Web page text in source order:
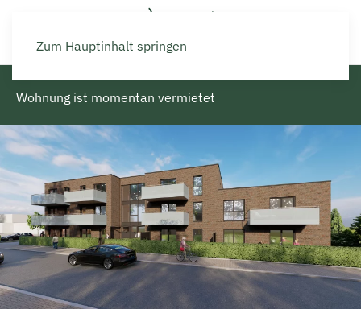
Zum Hauptinhalt springen
Wohnung ist momentan vermietet